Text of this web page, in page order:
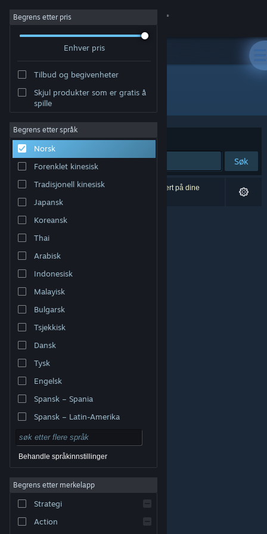
Logg inn
Om
Kundestøtte
Bytt språk
Skaff deg Steam-appen på mobil
Vis skrivebordsversjon
© Valve Corporation. Alle rettigheter reservert. Alle
Retningslinjer for personvern
Tilgjengelighet
|Steams abonnementsavtale
Refusjoner
Begrens etter pris
Enhver pris
Tilbud og begivenheter
Skjul produkter som er gratis å
spille
Begrens etter språk
Norsk
Forenklet kinesisk
Tradisjonell kinesisk
Japansk
Koreansk
Thai
Arabisk
Indonesisk
Malayisk
Bulgarsk
Tsjekkisk
Dansk
Tysk
Engelsk
Spansk – Spania
Spansk – Latin-Amerika
Behandle språkinnstillinger
Begrens etter merkelapp
Strategi
Action
Utvikler: Richard Campbell
Sorter etter Relevans
Søk
0 treff på søket. 5 produkter er blitt utelukket basert på dine
innstillinger.